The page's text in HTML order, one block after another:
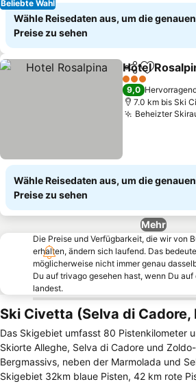
Beliebte Wahl
Wähle Reisedaten aus, um die genauen
Preise zu sehen
TeilenZu
Hotel
3 Sterne
9,0
7.0 km bis Ski
Beheizter
Wähle Reisedaten aus, um die genauen
Preise zu sehen
Mehr
Die Preise und Verfügbarkeit, die wir von
erhalten, ändern sich laufend. Das
möglicherweise nicht immer genau
Du auf trivago gesehen hast, wenn Du
landest.
Ski Civetta (Selva di Cadore,
Das Skigebiet umfasst 80 Pistenkilometer
Skiorte Alleghe, Selva di Cadore und
Bergmassivs, neben der Marmolada und
Skigebiet 32km blaue Pisten, 42 km rote